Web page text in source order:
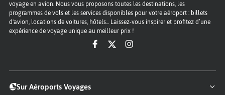
voyage en avion. Nous vous proposons toutes les destinations, les
programmes de vols et les services disponibles pour votre aéroport : billets
d'avion, locations de voitures, hôtels... Laissez-vous inspirer et profitez d’une
expérience de voyage unique au meilleur prix !
Sur Aéroports Voyages